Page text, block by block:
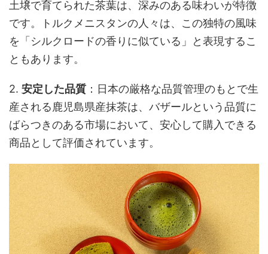
土壌で育てられた茶葉は、深みのある味わいが特徴
です。トルクメニスタンの人々は、この独特の風味
を「シルクロードの香りに似ている」と表現するこ
ともあります。
2. 安定した品質 ：日本の厳格な品質管理のもとで生
産される鹿児島県産抹茶は、バザールという品質に
ばらつきのある市場において、安心して購入できる
商品として評価されています。